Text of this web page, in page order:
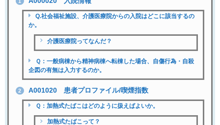
Q.社会福祉施設、介護医療院からの入院はどこに該当するの
か。
介護医療院ってなんだ？
Ｑ：一般病棟から精神病棟へ転棟した場合、自傷行為・自殺
企図の有無は入力するのか。
2 A001020 患者プロファイル/喫煙指数
Ｑ：加熱式たばこはどのように扱えばよいか。
加熱式たばこって？